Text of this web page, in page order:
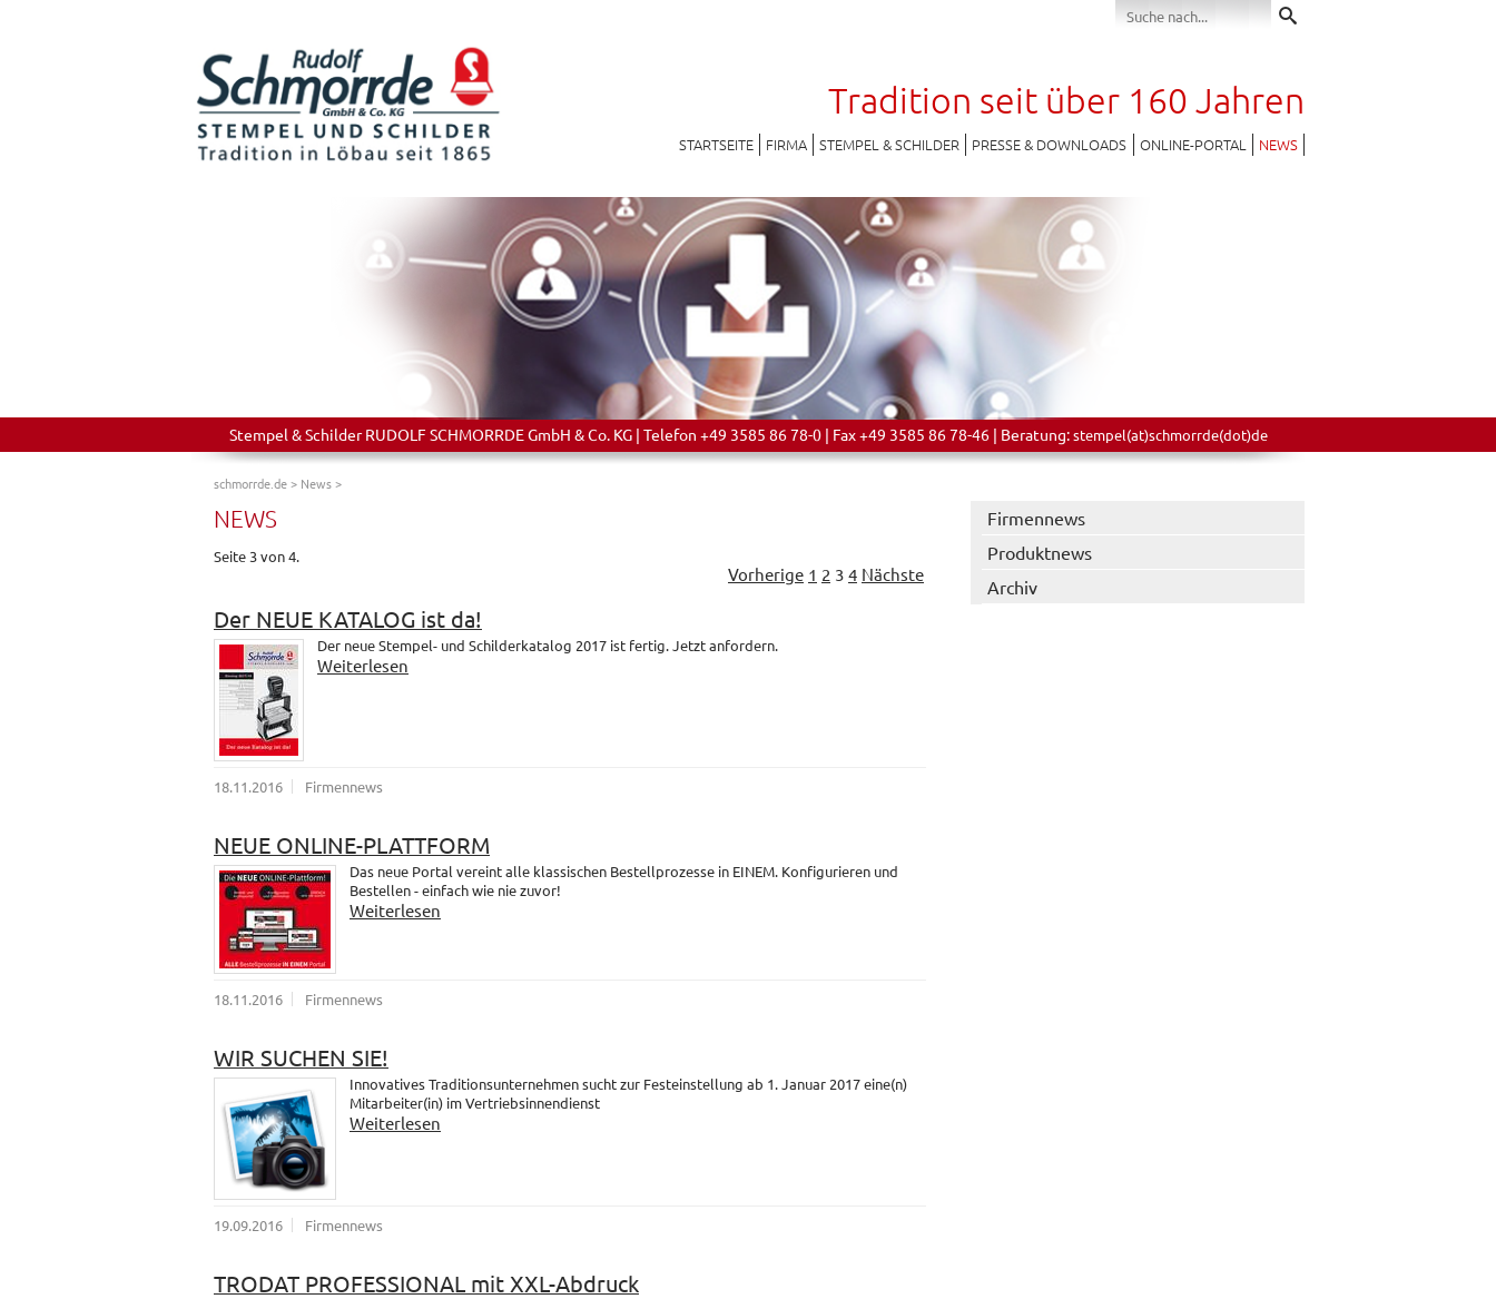
Tradition seit über 160 Jahren
STARTSEITE FIRMA STEMPEL & SCHILDER PRESSE & DOWNLOADS ONLINE-PORTAL NEWS
Stempel & Schilder RUDOLF SCHMORRDE GmbH & Co. KG | Telefon +49 3585 86 78-0 | Fax +49 3585 86 78-46 | Beratung:stempel(at)schmorrde(dot)de
schmorrde.de> News>
NEWS
Seite 3 von 4.
Vorherige 1 2 3 4 Nächste
Der NEUE KATALOG ist da!
Der neue Stempel- und Schilderkatalog 2017 ist fertig. Jetzt anfordern.
Weiterlesen
18.11.2016 Firmennews
NEUE ONLINE-PLATTFORM
Das neue Portal vereint alle klassischen Bestellprozesse in EINEM. Konfigurieren und
Bestellen - einfach wie nie zuvor!
Weiterlesen
18.11.2016 Firmennews
WIR SUCHEN SIE!
Innovatives Traditionsunternehmen sucht zur Festeinstellung ab 1. Januar 2017 eine(n)
Mitarbeiter(in) im Vertriebsinnendienst
Weiterlesen
19.09.2016 Firmennews
TRODAT PROFESSIONAL mit XXL-Abdruck
Firmennews
Produktnews
Archiv